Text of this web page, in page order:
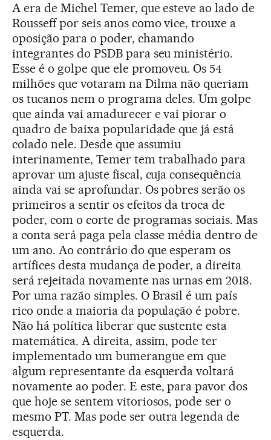
A era de Michel Temer, que esteve ao lado de
Rousseff por seis anos como vice, trouxe a
oposição para o poder, chamando
integrantes do PSDB para seu ministério.
Esse é o golpe que ele promoveu. Os 54
milhões que votaram na Dilma não queriam
os tucanos nem o programa deles. Um golpe
que ainda vai amadurecer e vai piorar o
quadro de baixa popularidade que já está
colado nele. Desde que assumiu
interinamente, Temer tem trabalhado para
aprovar um ajuste fiscal, cuja consequência
ainda vai se aprofundar. Os pobres serão os
primeiros a sentir os efeitos da troca de
poder, com o corte de programas sociais. Mas
a conta será paga pela classe média dentro de
um ano. Ao contrário do que esperam os
artífices desta mudança de poder, a direita
será rejeitada novamente nas urnas em 2018.
Por uma razão simples. O Brasil é um país
rico onde a maioria da população é pobre.
Não há política liberar que sustente esta
matemática. A direita, assim, pode ter
implementado um bumerangue em que
algum representante da esquerda voltará
novamente ao poder. E este, para pavor dos
que hoje se sentem vitoriosos, pode ser o
mesmo PT. Mas pode ser outra legenda de
esquerda.